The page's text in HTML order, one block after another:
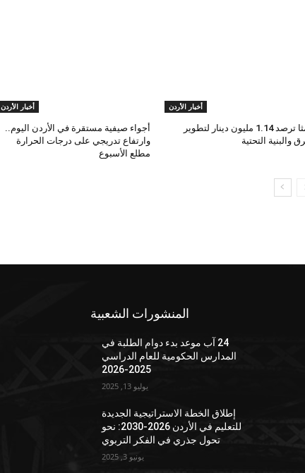
أخبار الأردن
الرمثا ترصد 1.14 مليون دينار لتطوير
والبنية التحتية
أخبار الأردن
أجواء صيفية مستقرة في الأردن اليوم..
وارتفاع تدريجي على درجات الحرارة
مطلع الأسبوع
المنشورات الشعبية
24 آب موعد بدء دوام الطلبة في
المدارس الحكومية للعام الدراسي
2025-2026
يوليو 13, 2025
إطلاق الخطة الاستراتيجية الجديدة
للتعليم في الأردن 2026-2030: نحو
تحول جذري في الفكر التربوي
يونيو 3, 2025